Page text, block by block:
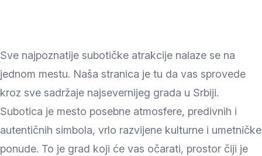
Sve najpoznatije subotičke atrakcije nalaze se na
jednom mestu. Naša stranica je tu da vas sprovede
kroz sve sadržaje najsevernijeg grada u Srbiji.
Subotica je mesto posebne atmosfere, predivnih i
autentičnih simbola, vrlo razvijene kulturne i umetničke
ponude. To je grad koji će vas očarati, prostor čiji je